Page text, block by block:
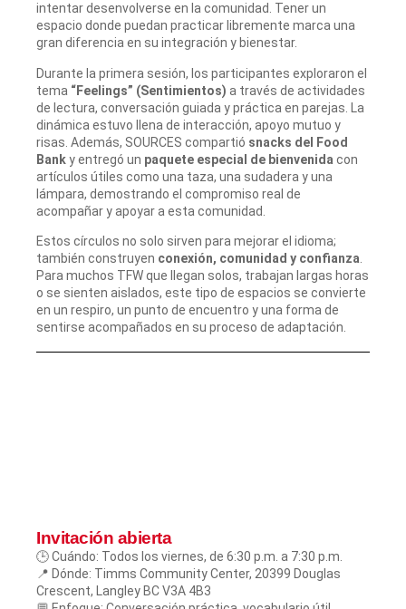
intentar desenvolverse en la comunidad. Tener un
espacio donde puedan practicar libremente marca una
gran diferencia en su integración y bienestar.
Durante la primera sesión, los participantes exploraron el
tema “Feelings” (Sentimientos) a través de actividades
de lectura, conversación guiada y práctica en parejas. La
dinámica estuvo llena de interacción, apoyo mutuo y
risas. Además, SOURCES compartió snacks del Food
Banky entregó un paquete especial de bienvenida con
artículos útiles como una taza, una sudadera y una
lámpara, demostrando el compromiso real de
acompañar y apoyar a esta comunidad.
Estos círculos no solo sirven para mejorar el idioma;
también construyen conexión, comunidad y confianza
Para muchos TFW que llegan solos, trabajan largas horas
o se sienten aislados, este tipo de espacios se convierte
en un respiro, un punto de encuentro y una forma de
sentirse acompañados en su proceso de adaptación.
Invitación abierta
🕒 Cuándo: Todos los viernes, de 6:30 p.m. a 7:30 p.m.
📍 Dónde: Timms Community Center, 20399 Douglas
Crescent, Langley BC V3A 4B3